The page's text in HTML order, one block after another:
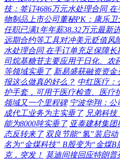
技：签订4686万元水处理合同
物制品上市公司董秘PK：康乐
任职已满1年年薪38.32万元最新
远期合约等工具对冲美元贬值风
水处理合同 在手订单充足保障长
司烷基糖苷主要应用于日化、农
等领域实垂了 新易盛获融资资金
报这么做真的好么？ 中红医疗：
护手套，可用于医疗检查、医疗
领域又一个里程碑 宁波华翔：
成代工业务为主实垂了 兄弟科
能为8000吨实垂了 亚泰建材集
态反转来了 双良节能“氢”装启动
名为“金煤科技” B股变为“金煤B
克，突发！ 莫迪间接回应特朗